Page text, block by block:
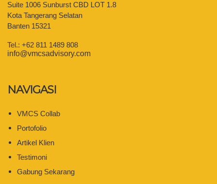
Suite 1006 Sunburst CBD LOT 1.8
Kota Tangerang Selatan
Banten 15321
Tel.: +62 811 1489 808
info@vmcsadvisory.com
NAVIGASI
VMCS Collab
Portofolio
Artikel Klien
Testimoni
Gabung Sekarang